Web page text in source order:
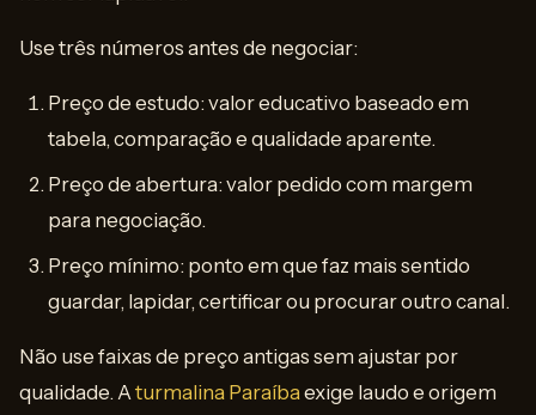
Use três números antes de negociar:
Preço de estudo: valor educativo baseado em
tabela, comparação e qualidade aparente.
Preço de abertura: valor pedido com margem
para negociação.
Preço mínimo: ponto em que faz mais sentido
guardar, lapidar, certificar ou procurar outro canal.
Não use faixas de preço antigas sem ajustar por
qualidade. Aturmalina Paraíbaexige laudo e origem